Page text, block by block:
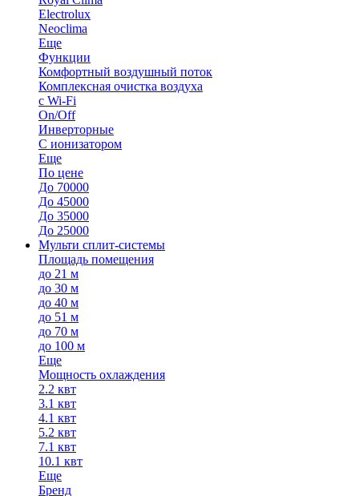
Electrolux
Neoclima
Еще
Функции
Комфортный воздушный поток
Комплексная очистка воздуха
с Wi-Fi
On/Off
Инверторные
С ионизатором
Еще
По цене
До 70000
До 45000
До 35000
До 25000
Мульти сплит-системы
Площадь помещения
до 21 м
до 30 м
до 40 м
до 51 м
до 70 м
до 100 м
Еще
Мощность охлаждения
2.2 квт
3.1 квт
4.1 квт
5.2 квт
7.1 квт
10.1 квт
Еще
Бренд